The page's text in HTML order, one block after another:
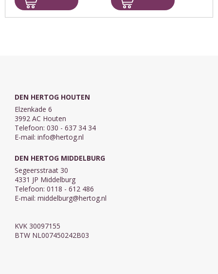
te laten zien hoe rijk de
inhoud ...
partner, het ...
DEN HERTOG HOUTEN
Elzenkade 6
3992 AC Houten
Telefoon: 030 - 637 34 34
E-mail: info@hertog.nl
DEN HERTOG MIDDELBURG
Segeersstraat 30
4331 JP Middelburg
Telefoon: 0118 - 612 486
E-mail: middelburg@hertog.nl
KVK 30097155
BTW NL007450242B03